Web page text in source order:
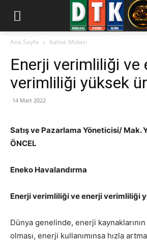
Ana Sayfa Kahve Molası
Enerji verimliliği ve
verimliliği yüksek
14 Mart 2022
Satış ve Pazarlama Yöneticisi/ Mak.
ÖNCEL
Eneko Havalandırma
Enerji verimliliği ve enerji verimliliği
Dünya genelinde, enerji
olması, enerji kullanımınsa hızla